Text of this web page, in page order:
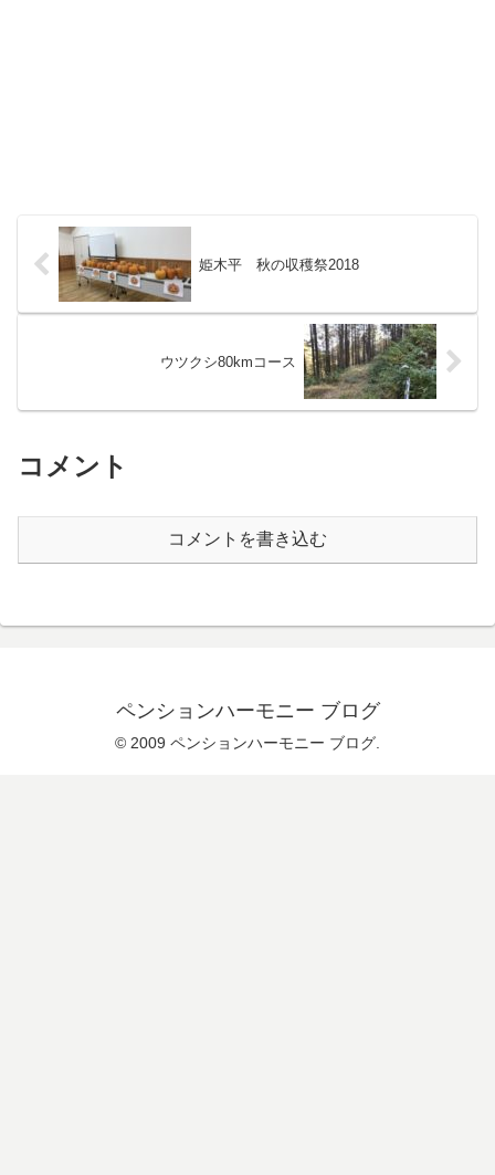
姫木平 秋の収穫祭2018
ウツクシ80kmコース
コメント
コメントを書き込む
ペンションハーモニー ブログ
© 2009 ペンションハーモニー ブログ.